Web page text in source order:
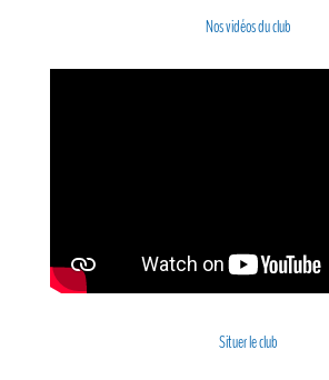
Nos vidéos du club
Situer le club